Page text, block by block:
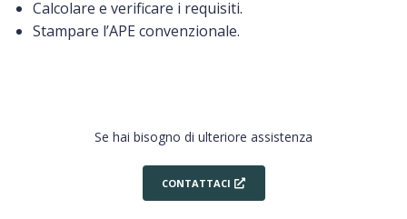
Calcolare e verificare i requisiti.
Stampare l’APE convenzionale.
Se hai bisogno di ulteriore assistenza
CONTATTACI